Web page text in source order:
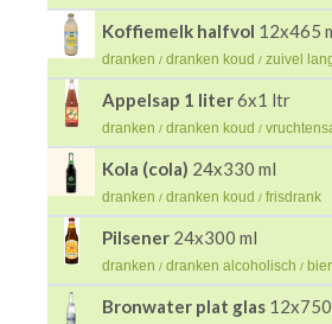
Koffiemelk halfvol 12x465
dranken / dranken koud / zuivel
Appelsap 1 liter6x1 ltr
dranken / dranken koud /
Kola (cola) 24x330 ml
dranken / dranken koud / frisdrank
Pilsener 24x300 ml
dranken / dranken alcoholisch /
Bronwater plat glas